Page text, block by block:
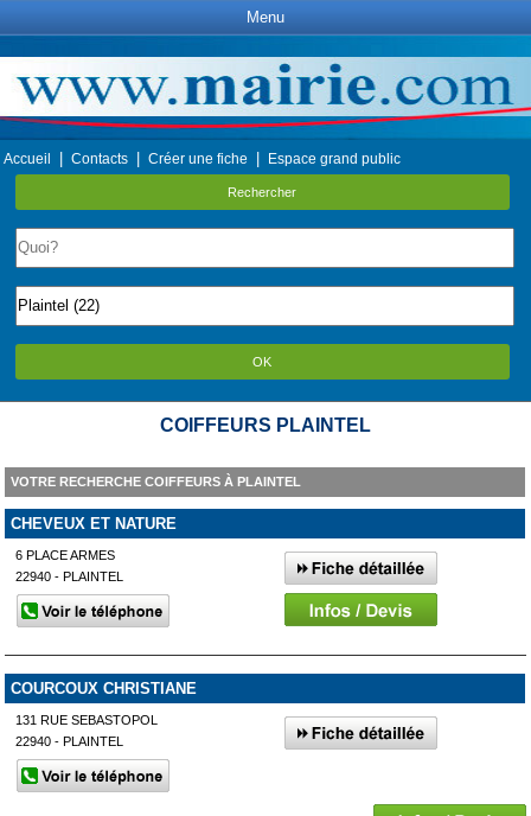
Menu
Accueil Contacts Créer une fiche Espace grand public
Rechercher
OK
COIFFEURS PLAINTEL
VOTRE RECHERCHE COIFFEURS À PLAINTEL
CHEVEUX ET NATURE
6 PLACE ARMES
22940 - PLAINTEL
COURCOUX CHRISTIANE
131 RUE SEBASTOPOL
22940 - PLAINTEL